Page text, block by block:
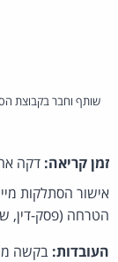
שותף וחבר בקבוצת
זמן קריאה: דקה
אישור הסתלקות
הטרחה (פסק-דין,
העובדות: בקשה